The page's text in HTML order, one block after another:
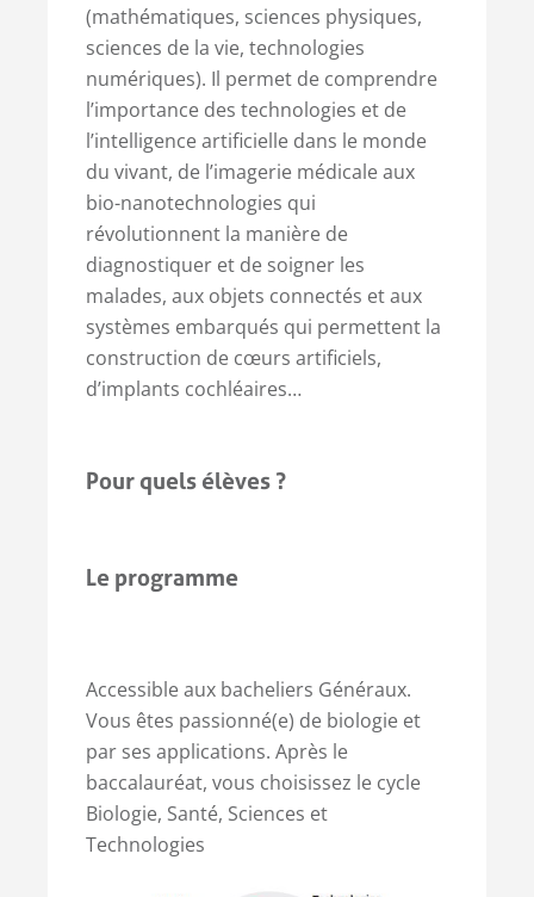
(mathématiques, sciences physiques,
sciences de la vie, technologies
numériques). Il permet de comprendre
l’importance des technologies et de
l’intelligence artificielle dans le monde
du vivant, de l’imagerie médicale aux
bio-nanotechnologies qui
révolutionnent la manière de
diagnostiquer et de soigner les
malades, aux objets connectés et aux
systèmes embarqués qui permettent la
construction de cœurs artificiels,
d’implants cochléaires…
Pour quels élèves ?
Le programme
Accessible aux bacheliers Généraux.
Vous êtes passionné(e) de biologie et
par ses applications. Après le
baccalauréat, vous choisissez le cycle
Biologie, Santé, Sciences et
Technologies